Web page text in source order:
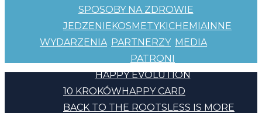
SPOSOBY NA ZDROWIE
JEDZENIEKOSMETYKICHEMIAINNE
WYDARZENIA PARTNERZY
PATRONI
MEDIA
HAPPY EVOLUTION
10 KROKÓWHAPPY CARD
BACK TO THE ROOTSLESS IS MORE